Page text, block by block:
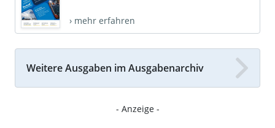
› mehr erfahren
Weitere Ausgaben im Ausgabenarchiv
- Anzeige -